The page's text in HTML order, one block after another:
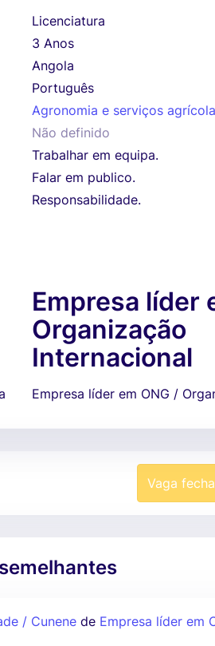
Licenciatura
3 Anos
Angola
Português
Agronomia e serviços
Não definido
Trabalhar em equipa.
Falar em publico.
Responsabilidade.
Empresa líder
Organização
Internacional
Empresa líder em ONG /
Vaga
/ Cunene de Empresa líder em